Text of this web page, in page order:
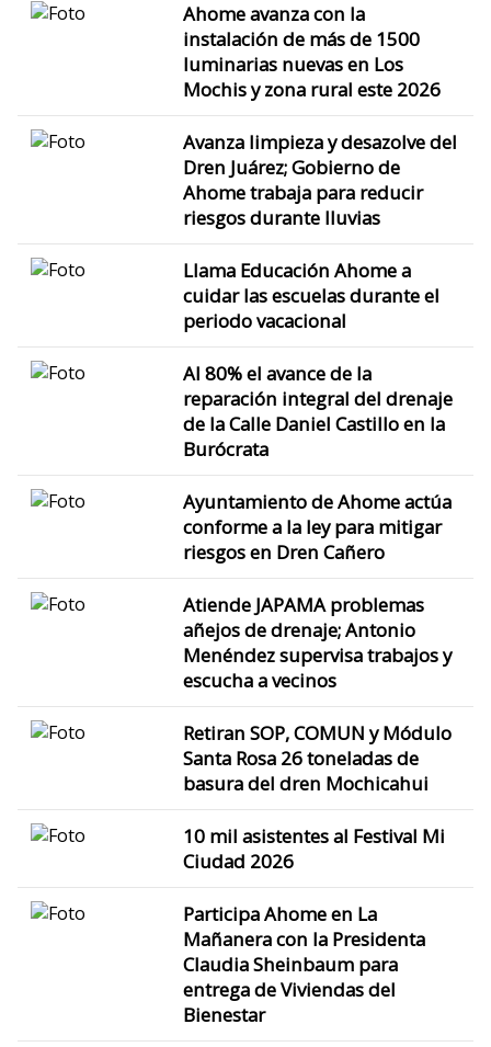
Ahome avanza con la
instalación de más de 1500
luminarias nuevas en Los
Mochis y zona rural este 2026
Avanza limpieza y desazolve del
Dren Juárez; Gobierno de
Ahome trabaja para reducir
riesgos durante lluvias
Llama Educación Ahome a
cuidar las escuelas durante el
periodo vacacional
Al 80% el avance de la
reparación integral del drenaje
de la Calle Daniel Castillo en la
Burócrata
Ayuntamiento de Ahome actúa
conforme a la ley para mitigar
riesgos en Dren Cañero
Atiende JAPAMA problemas
añejos de drenaje; Antonio
Menéndez supervisa trabajos y
escucha a vecinos
Retiran SOP, COMUN y Módulo
Santa Rosa 26 toneladas de
basura del dren Mochicahui
10 mil asistentes al Festival Mi
Ciudad 2026
Participa Ahome en La
Mañanera con la Presidenta
Claudia Sheinbaum para
entrega de Viviendas del
Bienestar